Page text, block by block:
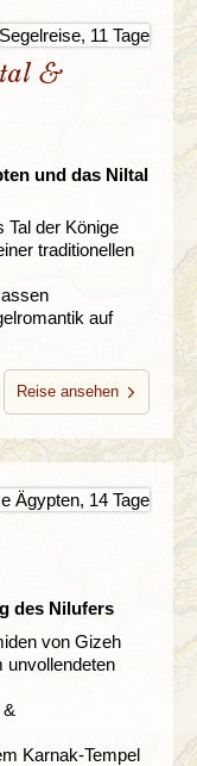
&
und das Niltal
Tal der Könige
traditionellen
auf
Reise ansehen
des Nilufers
von Gizeh
unvollendeten
Karnak-Tempel